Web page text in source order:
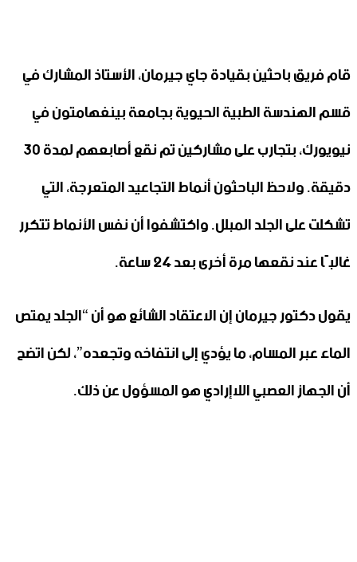
قام فريق باحثين بقيادة جاي جيرمان، الأستاذ المشارك في
قسم الهندسة الطبية الحيوية بجامعة بينغهامتون في
نيويورك، بتجارب على مشاركين تم نقع أصابعهم لمدة 30
دقيقة. ولاحظ الباحثون أنماط التجاعيد المتعرجة، التي
تشكلت على الجلد المبلل. واكتشفوا أن نفس الأنماط تتكرر
غالبًا عند نقعها مرة أخرى بعد 24 ساعة.
يقول دكتور جيرمان إن الاعتقاد الشائع هو أن “الجلد يمتص
الماء عبر المسام، ما يؤدي إلى انتفاخه وتجعده”، لكن اتضح
أن الجهاز العصبي اللاإرادي هو المسؤول عن ذلك.